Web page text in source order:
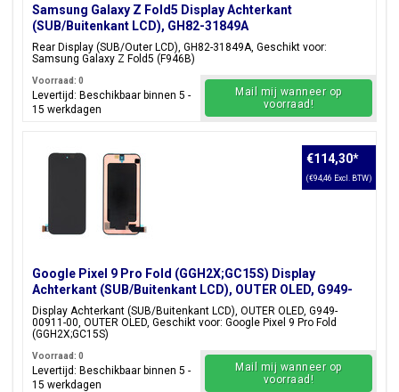
Samsung Galaxy Z Fold5 Display Achterkant
(SUB/Buitenkant LCD), GH82-31849A
Rear Display (SUB/Outer LCD), GH82-31849A, Geschikt voor:
Samsung Galaxy Z Fold5 (F946B)
Voorraad: 0
Levertijd: Beschikbaar binnen 5 -
15 werkdagen
Mail mij wanneer op
voorraad!
Google Pixel 9 Pro Fold (GGH2X;GC15S) Display
Achterkant (SUB/Buitenkant LCD), OUTER OLED, G949-
00911-00
Display Achterkant (SUB/Buitenkant LCD), OUTER OLED, G949-
00911-00, OUTER OLED, Geschikt voor: Google Pixel 9 Pro Fold
(GGH2X;GC15S)
€114,30*
(€94,46 Excl. BTW)
Voorraad: 0
Levertijd: Beschikbaar binnen 5 -
15 werkdagen
Mail mij wanneer op
voorraad!